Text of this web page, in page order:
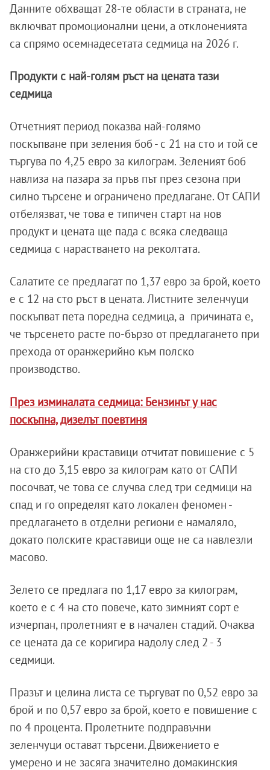
Данните обхващат 28-те области в страната, не
включват промоционални цени, а отклоненията
са спрямо осемнадесетата седмица на 2026 г.
Продукти с най-голям ръст на цената тази
седмица
Отчетният период показва най-голямо
поскъпване при зеления боб - с 21 на сто и той се
търгува по 4,25 евро за килограм. Зеленият боб
навлиза на пазара за пръв път през сезона при
силно търсене и ограничено предлагане. От САПИ
отбелязват, че това е типичен старт на нов
продукт и цената ще пада с всяка следваща
седмица с нарастването на реколтата.
Салатите се предлагат по 1,37 евро за брой, което
е с 12 на сто ръст в цената. Листните зеленчуци
поскъпват пета поредна седмица, а причината е,
че търсенето расте по-бързо от предлагането при
прехода от оранжерийно към полско
производство.
През изминалата седмица: Бензинът у нас
поскъпна, дизелът поевтиня
Оранжерийни краставици отчитат повишение с 5
на сто до 3,15 евро за килограм като от САПИ
посочват, че това се случва след три седмици на
спад и го определят като локален феномен -
предлагането в отделни региони е намаляло,
докато полските краставици още не са навлезли
масово.
Зелето се предлага по 1,17 евро за килограм,
което е с 4 на сто повече, като зимният сорт е
изчерпан, пролетният е в начален стадий. Очаква
се цената да се коригира надолу след 2 - 3
седмици.
Празът и целина листа се търгуват по 0,52 евро за
брой и по 0,57 евро за брой, което е повишение с
по 4 процента. Пролетните подправъчни
зеленчуци остават търсени. Движението е
умерено и не засяга значително домакинския